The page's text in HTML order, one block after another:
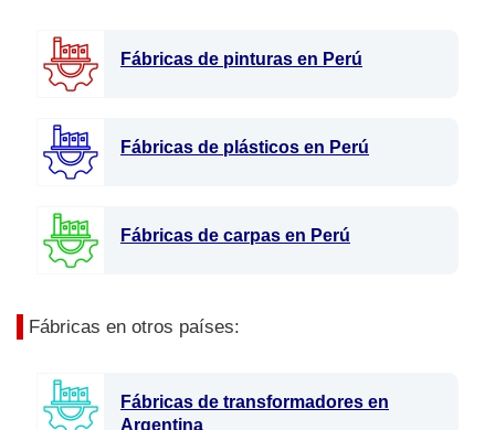
Fábricas de pinturas en Perú
Fábricas de plásticos en Perú
Fábricas de carpas en Perú
Fábricas en otros países:
Fábricas de transformadores en
Argentina